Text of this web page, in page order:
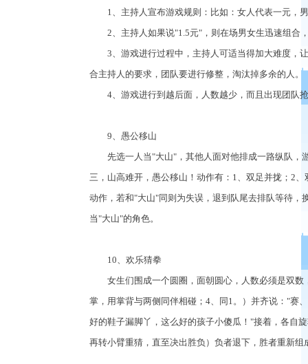
1、主持人宣布游戏规则：比如：女人代表一元，
2、主持人如果说"1.5元"，则在场男女生迅速组合
3、游戏进行过程中，主持人可适当得加大难度，让
合主持人的要求，团队要进行修整，淘汰掉多余的人。
4、游戏进行到越后面，人数越少，而且出现团队
9、愚公移山
先选一人当"大山"，其他人面对他排成一路纵队，
三，山高难开，愚公移山！动作有：1、双足并拢；2
动作，若和"大山"同则为失误，退到队尾去排队等待
当"大山"的角色。
10、欢乐猜拳
女生们围成一个圆圈，面朝圆心，人数必须是双数
掌，用掌背与两侧同伴相碰；4、同1。）并齐说："赛
好的鞋子漏脚丫，这么好的孩子小傻瓜！"接着，各自
再转小臂重猜，直至决出胜负）负者退下，胜者重新